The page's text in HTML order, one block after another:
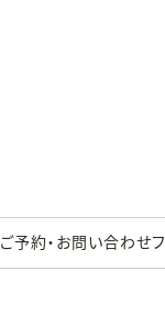
ご予約・お問い合わせ